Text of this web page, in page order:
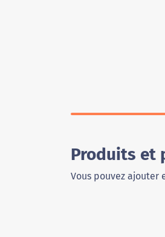
Produits et
Vous pouvez